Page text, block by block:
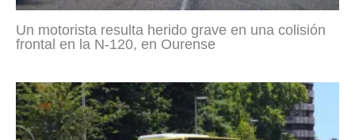
Un motorista resulta herido grave en una colisión
frontal en la N-120, en Ourense